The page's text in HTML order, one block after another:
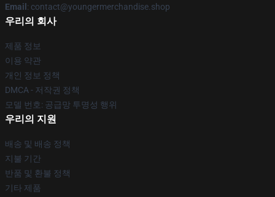
Email : contact@youngermerchandise.shop
우리의 회사
제품 정보
이용 약관
개인 정보 정책
DMCA - 저작권 정책
모델 번호: 공급망 투명성 행위
우리의 지원
배송 및 배송 정책
지불 기간
반품 및 환불 정책
기타 제품